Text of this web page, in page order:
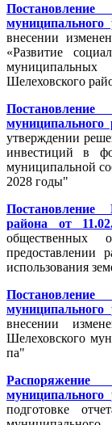
внесении
«Развитие
Шелеховского
утверждении
инвестиций в
муниципальной
2028 годы"
района от
общественных
предоставлении
использования
внесении
Шелеховского
па"
подготовке